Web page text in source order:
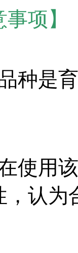
事项】
种是
使用
，认为